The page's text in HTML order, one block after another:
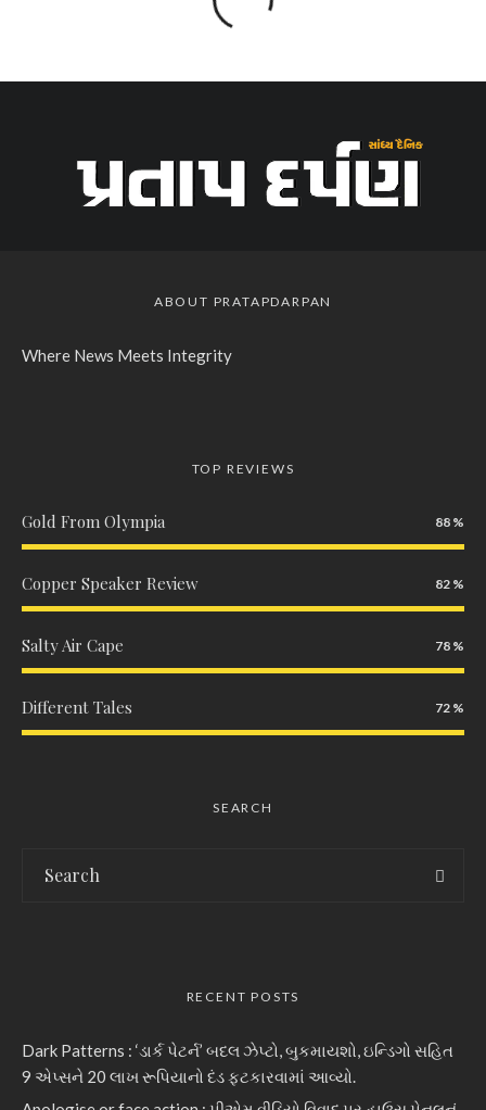
ABOUT PRATAPDARPAN
Where News Meets Integrity
TOP REVIEWS
Gold From Olympia 88
Copper Speaker Review 82
Salty Air Cape 78
Different Tales 72
SEARCH
RECENT POSTS
Dark Patterns : ‘ડાર્ક પેટર્ન’ બદલ ઝેપ્ટો, બુકમાયશો, ઇન્ડિગો સહિત
9 એપ્સને 20 લાખ રૂપિયાનો દંડ ફટકારવામાં આવ્યો.